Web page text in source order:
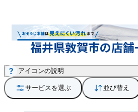
福井県敦賀市の店舗
サービスを選ぶ 並び替え
アイコンの説明